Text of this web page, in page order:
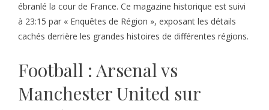
ébranlé la cour de France. Ce magazine historique est suivi
à 23:15 par « Enquêtes de Région », exposant les détails
cachés derrière les grandes histoires de différentes régions.
Football : Arsenal vs
Manchester United sur